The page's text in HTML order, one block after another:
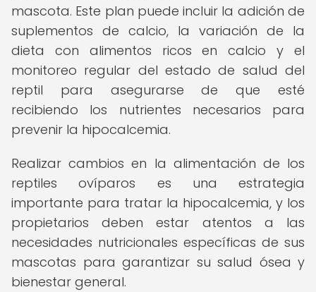
mascota. Este plan puede incluir la adición de
suplementos de calcio, la variación de la
dieta con alimentos ricos en calcio y el
monitoreo regular del estado de salud del
reptil para asegurarse de que esté
recibiendo los nutrientes necesarios para
prevenir la hipocalcemia.
Realizar cambios en la alimentación de los
reptiles ovíparos es una estrategia
importante para tratar la hipocalcemia, y los
propietarios deben estar atentos a las
necesidades nutricionales específicas de sus
mascotas para garantizar su salud ósea y
bienestar general.